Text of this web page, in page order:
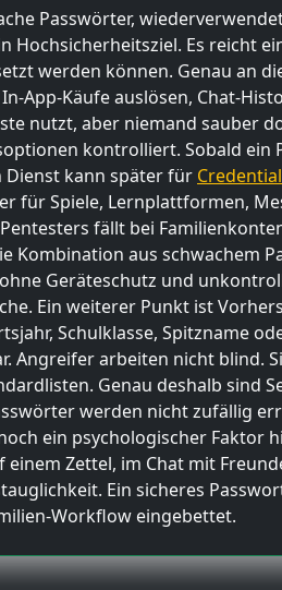
Passwörter,
Es reicht
werden können. Genau an
App-Käufe auslösen, Chat-
nutzt, aber niemand sauber
kontrolliert. Sobald ein
Dienst kann später für
für Spiele, Lernplattformen,
fällt bei
Kombination aus schwachem
Geräteschutz und
Ein weiterer Punkt ist
Schulklasse, Spitzname
Angreifer arbeiten nicht blind.
Genau deshalb sind
werden nicht zufällig
ein psychologischer Faktor
Zettel, im Chat mit
Ein sicheres
Workflow eingebettet.